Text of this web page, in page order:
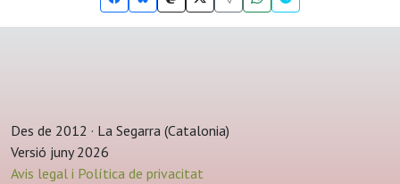
Des de 2012 · La Segarra (Catalonia)
Versió juny 2026
Avis legal i Política de privacitat